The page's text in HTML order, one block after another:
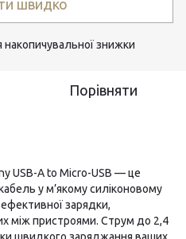
швидко
знижки
Порівняти
USB-A to Micro-USB — це
у м’якому силіконовому
зарядки,
між пристроями. Струм до 2,4